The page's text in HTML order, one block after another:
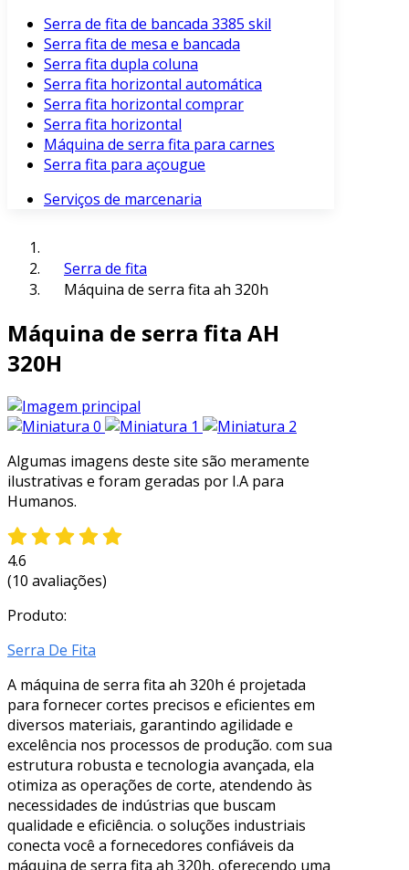
Serra de fita de bancada 3385 skil
Serra fita de mesa e bancada
Serra fita dupla coluna
Serra fita horizontal automática
Serra fita horizontal comprar
Serra fita horizontal
Máquina de serra fita para carnes
Serra fita para açougue
Serviços de marcenaria
Serra de fita
Máquina de serra fita ah 320h
Máquina de serra fita AH
320H
Algumas imagens deste site são meramente
ilustrativas e foram geradas por I.A para
Humanos.
4.6
(10 avaliações)
Produto:
Serra De Fita
A máquina de serra fita ah 320h é projetada
para fornecer cortes precisos e eficientes em
diversos materiais, garantindo agilidade e
excelência nos processos de produção. com sua
estrutura robusta e tecnologia avançada, ela
otimiza as operações de corte, atendendo às
necessidades de indústrias que buscam
qualidade e eficiência. o soluções industriais
conecta você a fornecedores confiáveis da
máquina de serra fita ah 320h, oferecendo uma